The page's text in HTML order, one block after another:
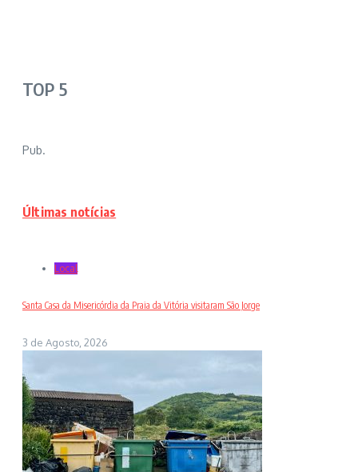
TOP 5
Pub.
Últimas notícias
Local
Santa Casa da Misericórdia da Praia da Vitória visitaram São Jorge
3 de Agosto, 2026